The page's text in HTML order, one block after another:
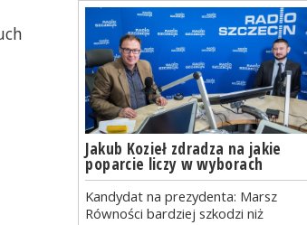
Jakub Kozieł zdradza na jakie
poparcie liczy w wyborach
Kandydat na prezydenta: Marsz
Równości bardziej szkodzi niż